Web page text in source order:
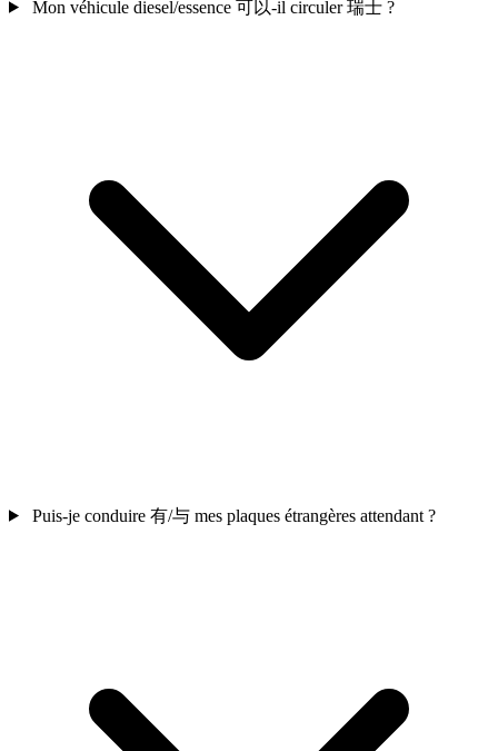
Mon véhicule diesel/essence 可以-il circuler 瑞士 ?
Puis-je conduire 有/与 mes plaques étrangères attendant ?